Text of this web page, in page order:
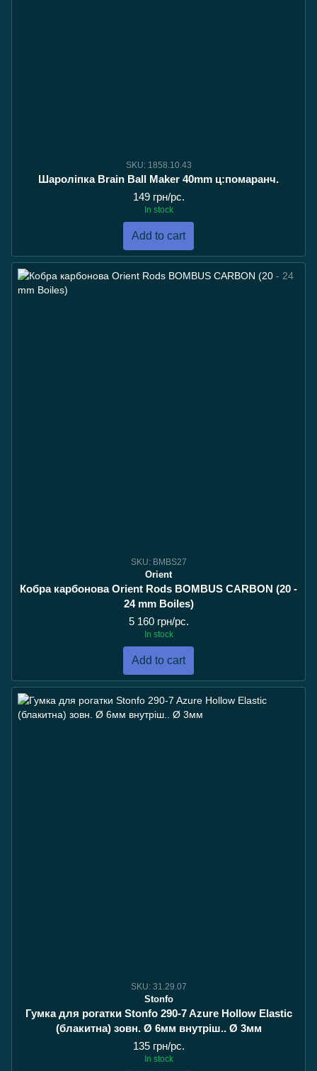
SKU: 1858.10.43
Шароліпка Brain Ball Maker 40mm ц:помаранч.
149 грн/pc.
In stock
Add to cart
SKU: BMBS27
Orient
Кобра карбонова Orient Rods BOMBUS CARBON (20 -
24 mm Boiles)
5 160 грн/pc.
In stock
Add to cart
SKU: 31.29.07
Stonfo
Гумка для рогатки Stonfo 290-7 Azure Hollow Elastic
(блакитна) зовн. Ø 6мм внутріш.. Ø 3мм
135 грн/pc.
In stock